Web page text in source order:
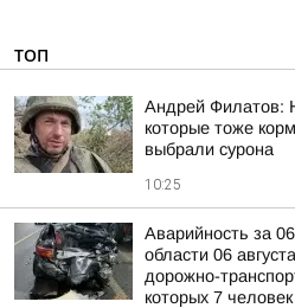
ТОП
Андрей Филатов:
которые тоже
выбрали сурона
10:25
Аварийность за
области 06
дорожно-
которых 7